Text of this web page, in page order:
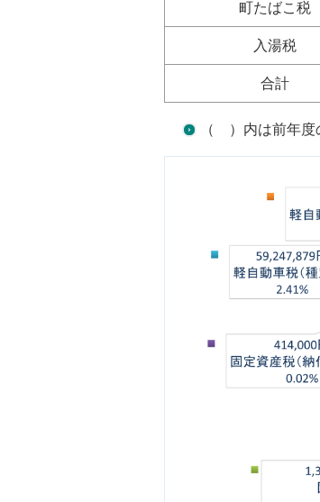
町たばこ税
入湯税
合計
（ ）内は前年度